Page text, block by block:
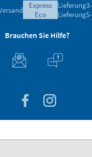
express
eco
Lieferung
Lieferung
Brauchen Sie Hilfe?